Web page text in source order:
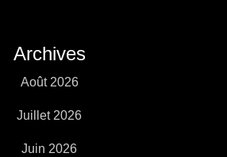
Archives
Août 2026
Juillet 2026
Juin 2026